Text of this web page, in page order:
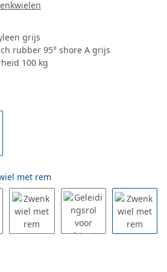
grijs
rubber 95° shore A grijs
100 kg
met rem